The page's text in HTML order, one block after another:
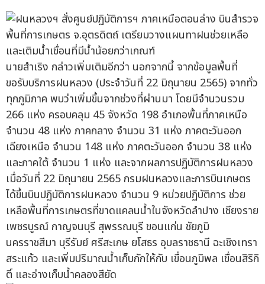
นายสำเริง กล่าวเพิ่มเติมอีกว่า นอกจากนี้ จากข้อมูลพื้นที่
ขอรับบริการฝนหลวง (ประจำวันที่ 22 มิถุนายน 2565) จากทั่ว
ทุกภูมิภาค พบว่าเพิ่มขึ้นจากช่วงที่ผ่านมา โดยมีจำนวนรวม
266 แห่ง ครอบคลุม 45 จังหวัด 198 อำเภอพื้นที่ภาคเหนือ
จำนวน 48 แห่ง ภาคกลาง จำนวน 31 แห่ง ภาคตะวันออก
เฉียงเหนือ จำนวน 148 แห่ง ภาคตะวันออก จำนวน 38 แห่ง
และภาคใต้ จำนวน 1 แห่ง และจากผลการปฏิบัติการฝนหลวง
เมื่อวันที่ 22 มิถุนายน 2565 กรมฝนหลวงและการบินเกษตร
ได้ขึ้นบินปฏิบัติการฝนหลวง จำนวน 9 หน่วยปฏิบัติการ ช่วย
เหลือพื้นที่การเกษตรที่ขาดแคลนน้ำในจังหวัดลำปาง เชียงราย
เพชรบูรณ์ กาญจนบุรี สุพรรณบุรี ขอนแก่น ชัยภูมิ
นครราชสีมา บุรีรัมย์ ศรีสะเกษ ยโสธร อุบลราชธานี ฉะเชิงเทรา
สระแก้ว และเพิ่มปริมาณน้ำเก็บกักให้กับ เขื่อนภูมิพล เขื่อนสิริกิ
ติ์ และอ่างเก็บน้ำคลองสียัด